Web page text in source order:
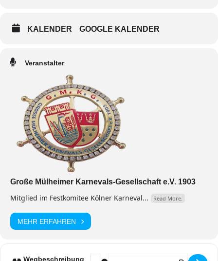
KALENDER GOOGLE KALENDER
Veranstalter
Große Mülheimer Karnevals-Gesellschaft e.V. 1903
Mitglied im Festkomitee Kölner Karneval... Read More.
MEHR ERFAHREN
Wegbeschreibung Address - Kostümsitzung
Destination Address -